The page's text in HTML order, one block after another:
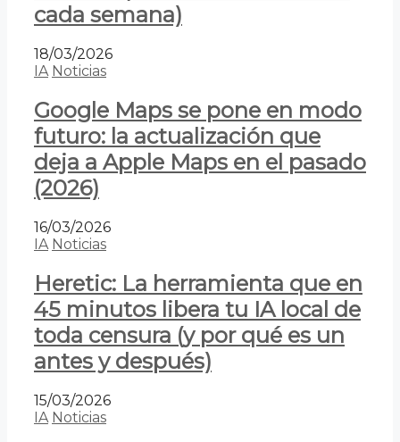
cada semana)
18/03/2026
IA Noticias
Google Maps se pone en modo
futuro: la actualización que
deja a Apple Maps en el pasado
(2026)
16/03/2026
IA Noticias
Heretic: La herramienta que en
45 minutos libera tu IA local de
toda censura (y por qué es un
antes y después)
15/03/2026
IA Noticias